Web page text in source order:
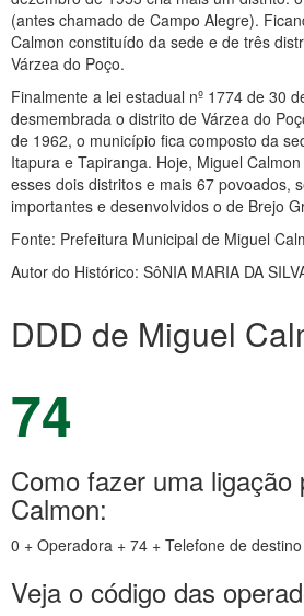
(antes chamado de Campo Alegre).
Calmon constituído da sede e de três
Várzea do Poço.
Finalmente a lei estadual nº 1774 de 30
desmembrada o distrito de Várzea do
de 1962, o município fica composto da
Itapura e Tapiranga. Hoje, Miguel
esses dois distritos e mais 67 povoados,
importantes e desenvolvidos o de Brejo
Fonte: Prefeitura Municipal de Miguel
Autor do Histórico: SôNIA MARIA DA
DDD de Miguel
74
Como fazer uma ligação
Calmon:
0 + Operadora + 74 + Telefone de destino
Veja o código das